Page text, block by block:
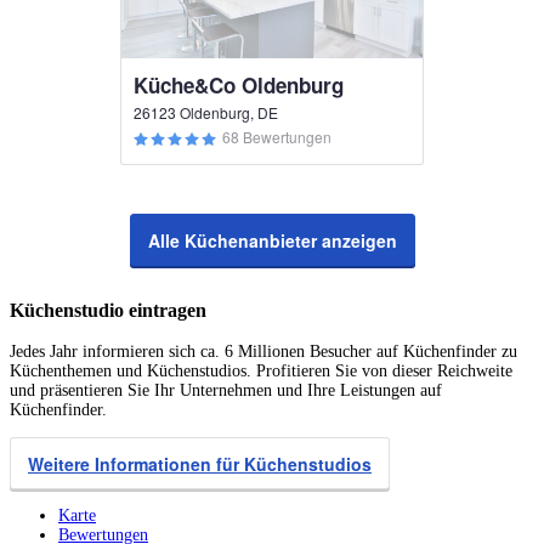
Küche&Co Oldenburg
26123 Oldenburg, DE
68 Bewertungen
Alle Küchenanbieter anzeigen
Küchenstudio eintragen
Jedes Jahr informieren sich ca. 6 Millionen Besucher auf Küchenfinder zu
Küchenthemen und Küchenstudios. Profitieren Sie von dieser Reichweite
und präsentieren Sie Ihr Unternehmen und Ihre Leistungen auf
Küchenfinder.
Weitere Informationen für Küchenstudios
Karte
Bewertungen